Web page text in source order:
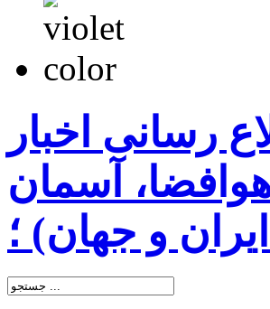
رسانی اخبار
آسمان
و جهان) ؛